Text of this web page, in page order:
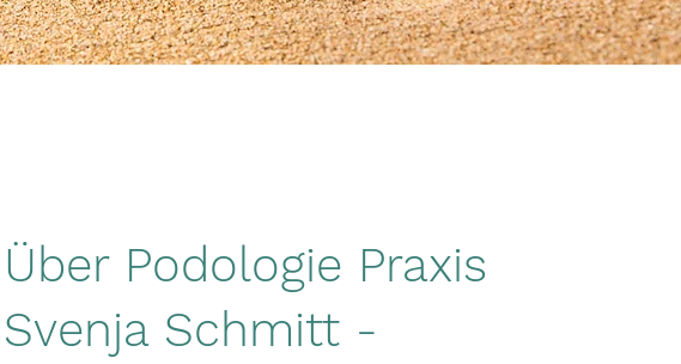
Über Podologie Praxis
Svenja Schmitt -